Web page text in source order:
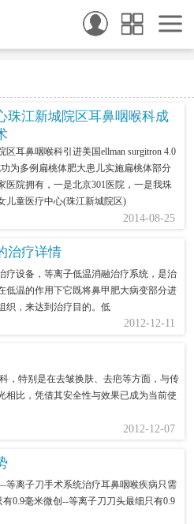
珠江新城院区耳鼻咽喉科成
2014-08-25
耳鼻咽喉科引进美国ellman surgitron 4.0
为多例扁桃体肥大患儿实施扁桃体部分
医院拥有，一是北京301医院，一是我珠
儿童医疗中心(珠江新城院区)
治疗详情
2012-12-11
疗设备，等离子低温消融治疗系统，是治
低温的作用下它既将鼻甲肥大病变部分进
织，来达到治疗目的。低
2012-12-07
，特别是在去皱换肤、去疤等方面，与传
相比，凭借其安全性与效果已成为当前使
离子刀手术系统治疗耳鼻咽喉疾病只需
0.9毫米微创--等离子刀刀头最细只有0.9